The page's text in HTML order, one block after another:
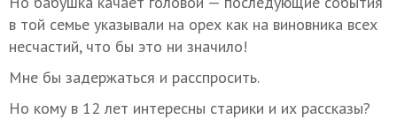
в той семье указывали на орех как на виновника всех
несчастий, что бы это ни значило!
Мне бы задержаться и расспросить.
Но кому в 12 лет интересны старики и их рассказы?